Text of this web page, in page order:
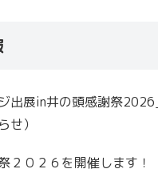
出展in井の頭感謝祭
せ）
２０２６を開催します！